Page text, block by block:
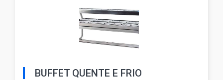
BUFFET QUENTE E FRIO